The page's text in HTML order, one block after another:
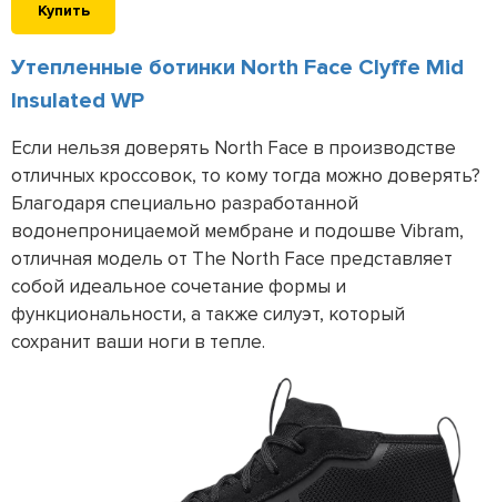
Купить
Утепленные ботинки North Face Clyffe Mid
Insulated WP
Если нельзя доверять North Face в производстве
отличных кроссовок, то кому тогда можно доверять?
Благодаря специально разработанной
водонепроницаемой мембране и подошве Vibram,
отличная модель от The North Face представляет
собой идеальное сочетание формы и
функциональности, а также силуэт, который
сохранит ваши ноги в тепле.